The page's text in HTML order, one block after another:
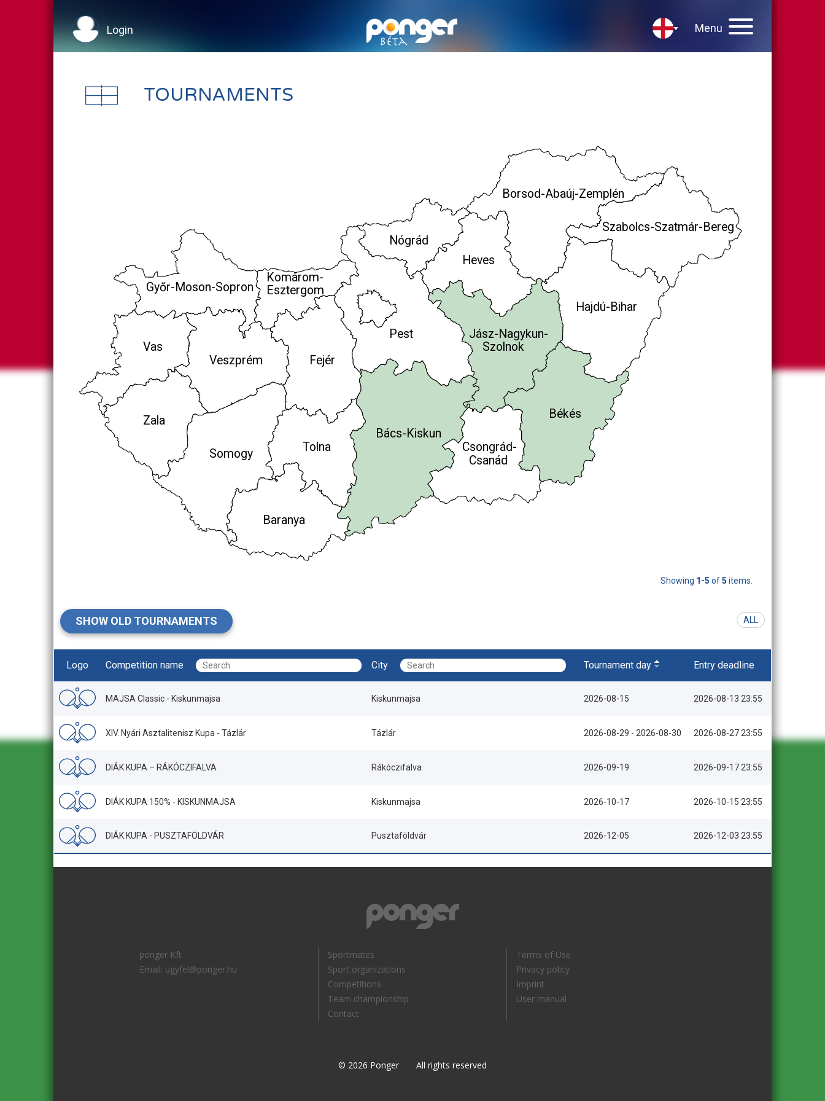
Login Menu
TOURNAMENTS
Nógrád
Heves
Jász-Nagykun-
Szolnok
Pest
Fejér
Veszprém
Tolna
Komárom-
Esztergom
Győr-Moson-Sopron
Vas
Zala
Somogy
Baranya
Bács-Kiskun
Csongrád-
Csanád
Békés
Hajdú-Bihar
Szabolcs-Szatmár-Bereg
Borsod-Abaúj-Zemplén
Showing 1-5 of5 items.
ALL
SHOW OLD TOURNAMENTS
Logo Competition name City Tournament day Entry deadline
MAJSA Classic - Kiskunmajsa Kiskunmajsa 2026-08-15 2026-08-13 23:55
XIV. Nyári Asztalitenisz Kupa - Tázlár Tázlár 2026-08-29 - 2026-08-30 2026-08-27 23:55
DIÁK KUPA – RÁKÓCZIFALVA Rákóczifalva 2026-09-19 2026-09-17 23:55
DIÁK KUPA 150% - KISKUNMAJSA Kiskunmajsa 2026-10-17 2026-10-15 23:55
DIÁK KUPA - PUSZTAFÖLDVÁR Pusztaföldvár 2026-12-05 2026-12-03 23:55
ponger Kft
Email: ugyfel@ponger.hu
Sportmates
Sport organizations
Competitions
Team championship
Contact
Terms of Use
Privacy policy
Imprint
User manual
© 2026 Ponger All rights reserved